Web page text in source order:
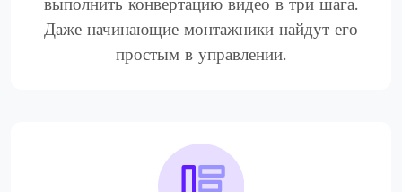
Даже начинающие монтажники найдут его
простым в управлении.